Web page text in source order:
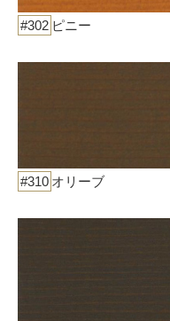
#302 ピニー
#310 オリーブ